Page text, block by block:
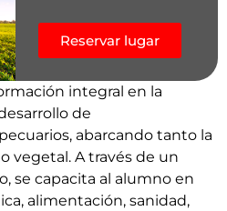
Reservar lugar
integral en la
de
abarcando tanto la
vegetal. A través de un
se capacita al alumno en
alimentación, sanidad,